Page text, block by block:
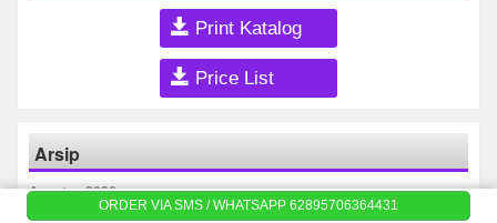
Print Katalog
Price List
Arsip
Agustus 2026
ORDER VIA SMS / WHATSAPP 62895706364431